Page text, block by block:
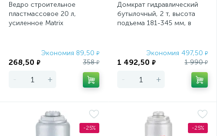
Алюминиевые клейкие ленты
Баллонные ключи 6 Барабанные лебедки 2
Биметаллические коронки
Биты крестовые PZ 2
Ведро строительное
пластмассовое 20 л,
усиленное Matrix
Экономия 89,50 ₽
268,50 ₽ 358₽
- +
Домкрат гидравлический
бутылочный, 2 т, высота
подъема 181-345 мм, в
Экономия 497,50 ₽
1 492,50 ₽ 1 990₽
- +
-25% -25%